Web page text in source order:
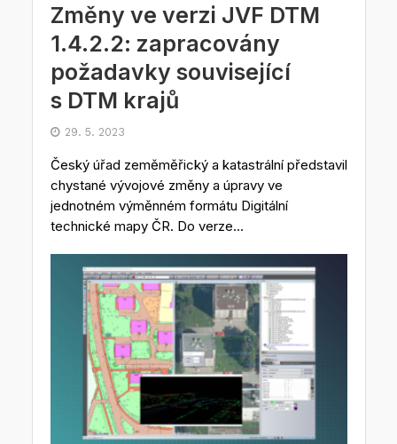
Změny ve verzi JVF DTM
1.4.2.2: zapracovány
požadavky související
s DTM krajů
29. 5. 2023
Český úřad zeměměřický a katastrální představil
chystané vývojové změny a úpravy ve
jednotném výměnném formátu Digitální
technické mapy ČR. Do verze...